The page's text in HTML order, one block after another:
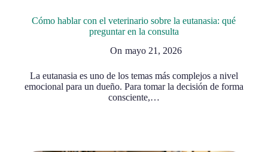
Cómo hablar con el veterinario sobre la eutanasia: qué
preguntar en la consulta
On mayo 21, 2026
La eutanasia es uno de los temas más complejos a nivel
emocional para un dueño. Para tomar la decisión de forma
consciente,…